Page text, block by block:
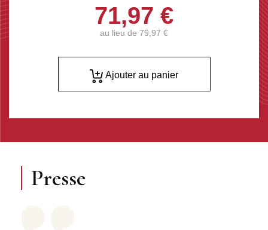
71,97 €
au lieu de 79,97 €
Ajouter au panier
Presse